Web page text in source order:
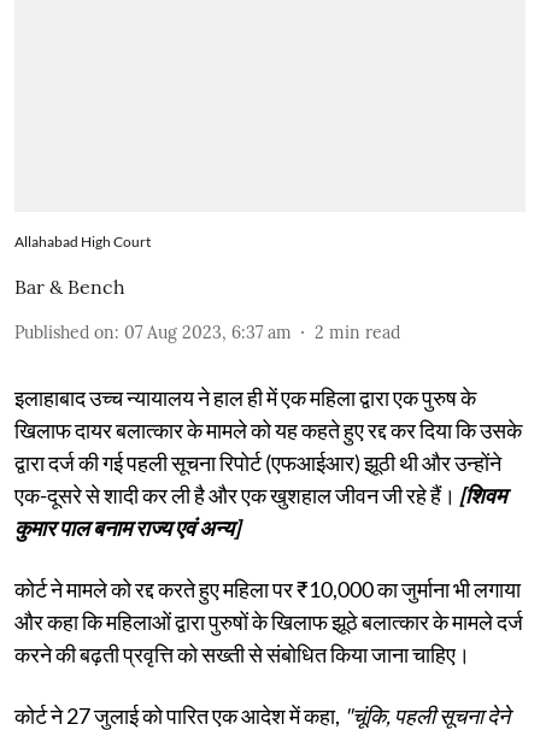
Allahabad High Court
Bar & Bench
Published on: 07 Aug 2023, 6:37 am 2 min read
इलाहाबाद उच्च न्यायालय ने हाल ही में एक महिला द्वारा एक पुरुष के
खिलाफ दायर बलात्कार के मामले को यह कहते हुए रद्द कर दिया कि उसके
द्वारा दर्ज की गई पहली सूचना रिपोर्ट (एफआईआर) झूठी थी और उन्होंने
एक-दूसरे से शादी कर ली है और एक खुशहाल जीवन जी रहे हैं। [शिवम
कुमार पाल बनाम राज्य एवं अन्य]
कोर्ट ने मामले को रद्द करते हुए महिला पर ₹10,000 का जुर्माना भी लगाया
और कहा कि महिलाओं द्वारा पुरुषों के खिलाफ झूठे बलात्कार के मामले दर्ज
करने की बढ़ती प्रवृत्ति को सख्ती से संबोधित किया जाना चाहिए।
कोर्ट ने 27 जुलाई को पारित एक आदेश में कहा, "चूंकि, पहली सूचना देने